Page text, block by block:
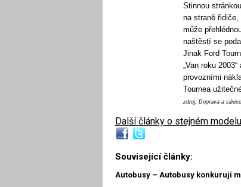
Stinnou
na straně
může
naštěstí se
Jinak Ford
„Van roku
provozními
Tournea
zdroj: Doprava a
Další články o stejném modelu
Související články:
Autobusy – Autobusy konkurují